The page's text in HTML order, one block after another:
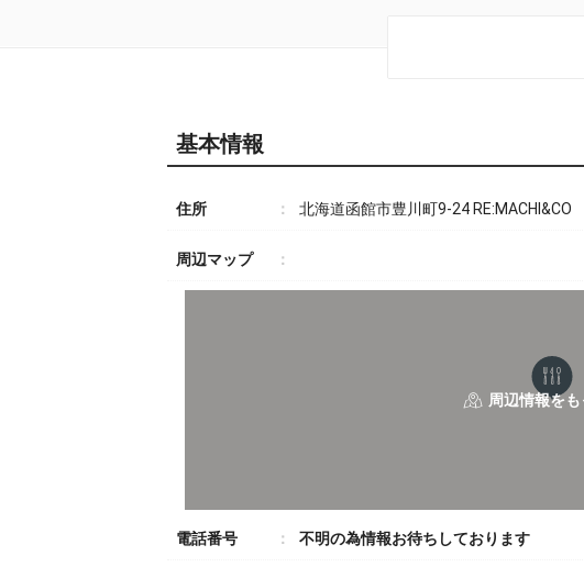
基本情報
住所 北海道函館市豊川町9-24 RE:MACHI&CO
周辺マップ
電話番号 不明の為情報お待ちしております